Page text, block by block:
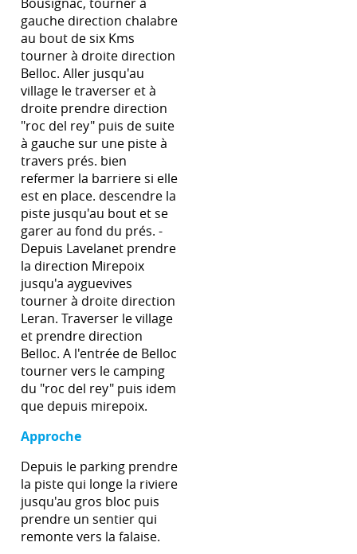
gauche direction chalabre
au bout de six Kms
tourner à droite direction
Belloc. Aller jusqu'au
village le traverser et à
droite prendre direction
"roc del rey" puis de suite
à gauche sur une piste à
travers prés. bien
refermer la barriere si elle
est en place. descendre la
piste jusqu'au bout et se
garer au fond du prés. -
Depuis Lavelanet prendre
la direction Mirepoix
jusqu'a ayguevives
tourner à droite direction
Leran. Traverser le village
et prendre direction
Belloc. A l'entrée de Belloc
tourner vers le camping
du "roc del rey" puis idem
que depuis mirepoix.
Approche
Depuis le parking prendre
la piste qui longe la riviere
jusqu'au gros bloc puis
prendre un sentier qui
remonte vers la falaise.